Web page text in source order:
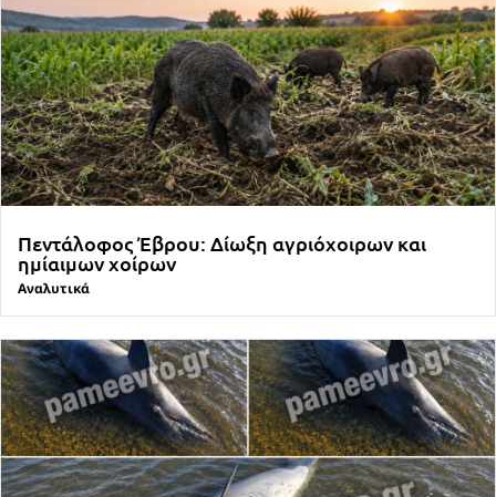
Πεντάλοφος Έβρου: Δίωξη αγριόχοιρων και
ημίαιμων χοίρων
Αναλυτικά